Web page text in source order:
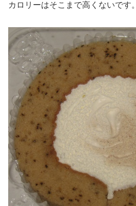
カロリーはそこまで高くないです。